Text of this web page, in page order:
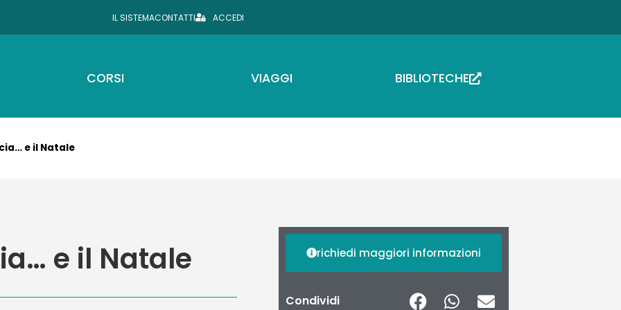
IL SISTEMACONTATTI ACCEDI
CORSI VIAGGI BIBLIOTECHE
e il Natale
e il Natale richiedi maggiori informazioni
Condividi